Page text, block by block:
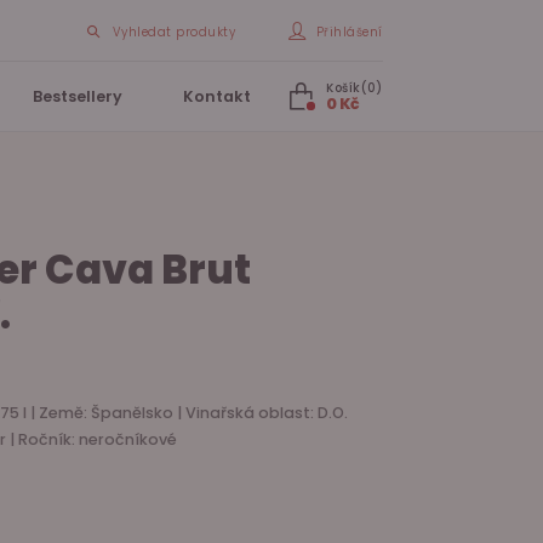
Vyhledat produkty Přihlášení
Bestsellery Kontakt Košík(0)
0 Kč
Cava Brut
l | Země: Španělsko | Vinařská oblast: D.O.
| Ročník: neročníkové